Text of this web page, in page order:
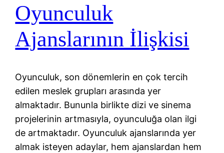
Oyunculuk
Ajanslarının İlişkisi
Oyunculuk, son dönemlerin en çok tercih
edilen meslek grupları arasında yer
almaktadır. Bununla birlikte dizi ve sinema
projelerinin artmasıyla, oyunculuğa olan ilgi
de artmaktadır. Oyunculuk ajanslarında yer
almak isteyen adaylar, hem ajanslardan hem